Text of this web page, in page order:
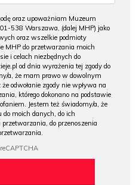
oraz upoważniam Muzeum
538 Warszawa, (dalej MHP) jako
oraz wszelkie podmioty
MHP do przetwarzania moich
i celach niezbędnych do
od dnia wyrażenia tej zgody do
a, że mam prawo w dowolnym
odwołanie zgody nie wpływa na
którego dokonano na podstawie
Jestem też świadomy/a, że
do moich danych, do ich
do przenoszenia